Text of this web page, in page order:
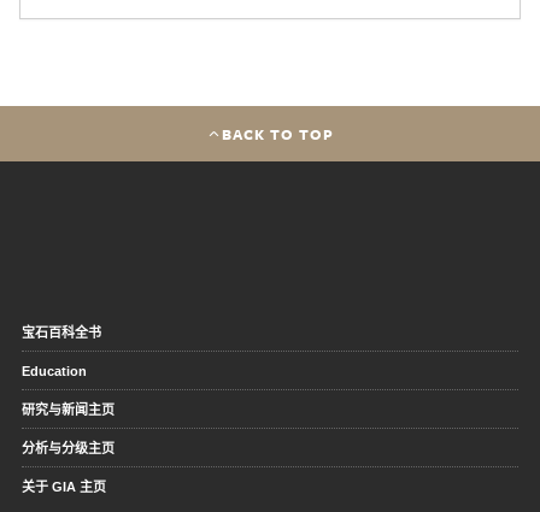
BACK TO TOP
宝石百科全书
Education
研究与新闻主页
分析与分级主页
关于 GIA 主页